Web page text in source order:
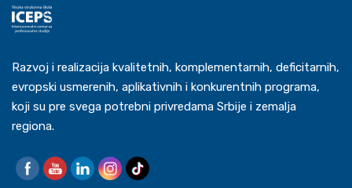
Razvoj i realizacija kvalitetnih, komplementarnih, deficitarnih,
evropski usmerenih, aplikativnih i konkurentnih programa,
koji su pre svega potrebni privredama Srbije i zemalja
regiona.